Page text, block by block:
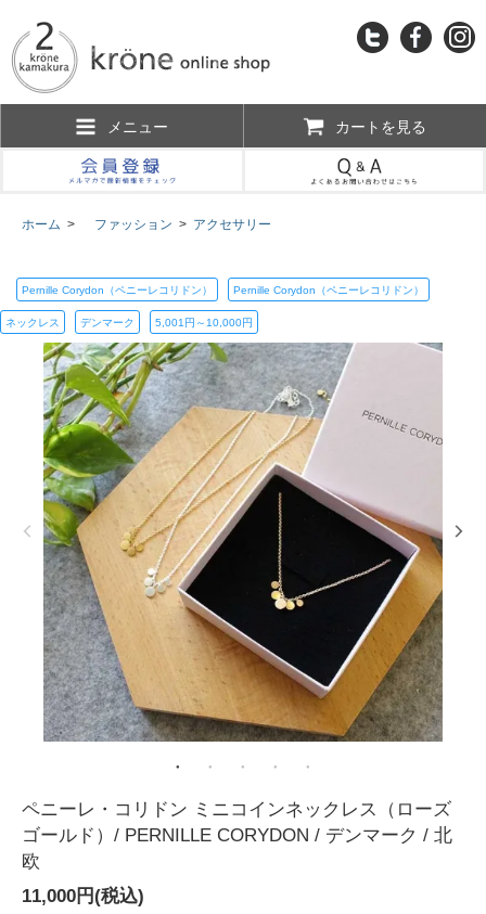
メニュー カートを見る
ホーム > ファッション > アクセサリー
Pernille Corydon（ペニーレコリドン） Pernille Corydon（ペニーレコリドン）
ネックレス デンマーク 5,001円～10,000円
ペニーレ・コリドン ミニコインネックレス（ローズ
ゴールド）/ PERNILLE CORYDON / デンマーク / 北
欧
11,000円(税込)